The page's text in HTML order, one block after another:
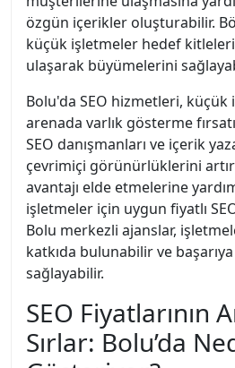
özgün içerikler oluşturabilir.
küçük işletmeler hedef
ulaşarak büyümelerini
Bolu'da SEO hizmetleri,
arenada varlık gösterme
SEO danışmanları ve içerik
çevrimiçi görünürlüklerini
avantajı elde etmelerine
işletmeler için uygun fiyatlı
Bolu merkezli ajanslar,
katkıda bulunabilir ve başarıya
sağlayabilir.
SEO Fiyatlarının
Sırlar: Bolu’da